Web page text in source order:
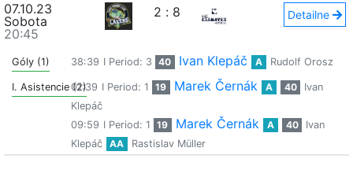
07.10.23
Sobota
20:45
2 : 8 Detailne
Góly (1) 38:39 I Period: 3 40 Ivan Klepáč A Rudolf Orosz
I. Asistencie (2)
01:39 I Period: 1 19 Marek Černák A 40
Ivan
Klepáč
09:59 I Period: 1 19 Marek Černák A 40
Ivan
Klepáč
AA Rastislav Müller